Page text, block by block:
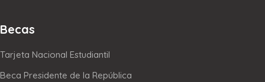
Becas
Tarjeta Nacional Estudiantil
Beca Presidente de la República